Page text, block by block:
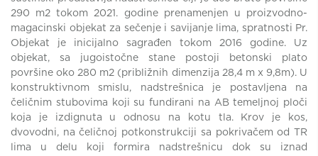
290 m2 tokom 2021. godine prenamenjen u proizvodno-
magacinski objekat za sečenje i savijanje lima, spratnosti Pr.
Objekat je inicijalno sagrađen tokom 2016 godine. Uz
objekat, sa jugoistočne stane postoji betonski plato
površine oko 280 m2 (približnih dimenzija 28,4 m x 9,8m). U
konstruktivnom smislu, nadstrešnica je postavljena na
čeličnim stubovima koji su fundirani na AB temeljnoj ploči
koja je izdignuta u odnosu na kotu tla. Krov je kos,
dvovodni, na čeličnoj potkonstrukciji sa pokrivačem od TR
lima u delu koji formira nadstrešnicu dok su iznad